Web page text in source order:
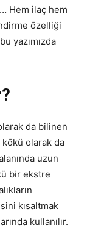
… Hem ilaç hem
özelliği
yazımızda
da bilinen
olarak da
uzun
bir ekstre
kısaltmak
kullanılır.